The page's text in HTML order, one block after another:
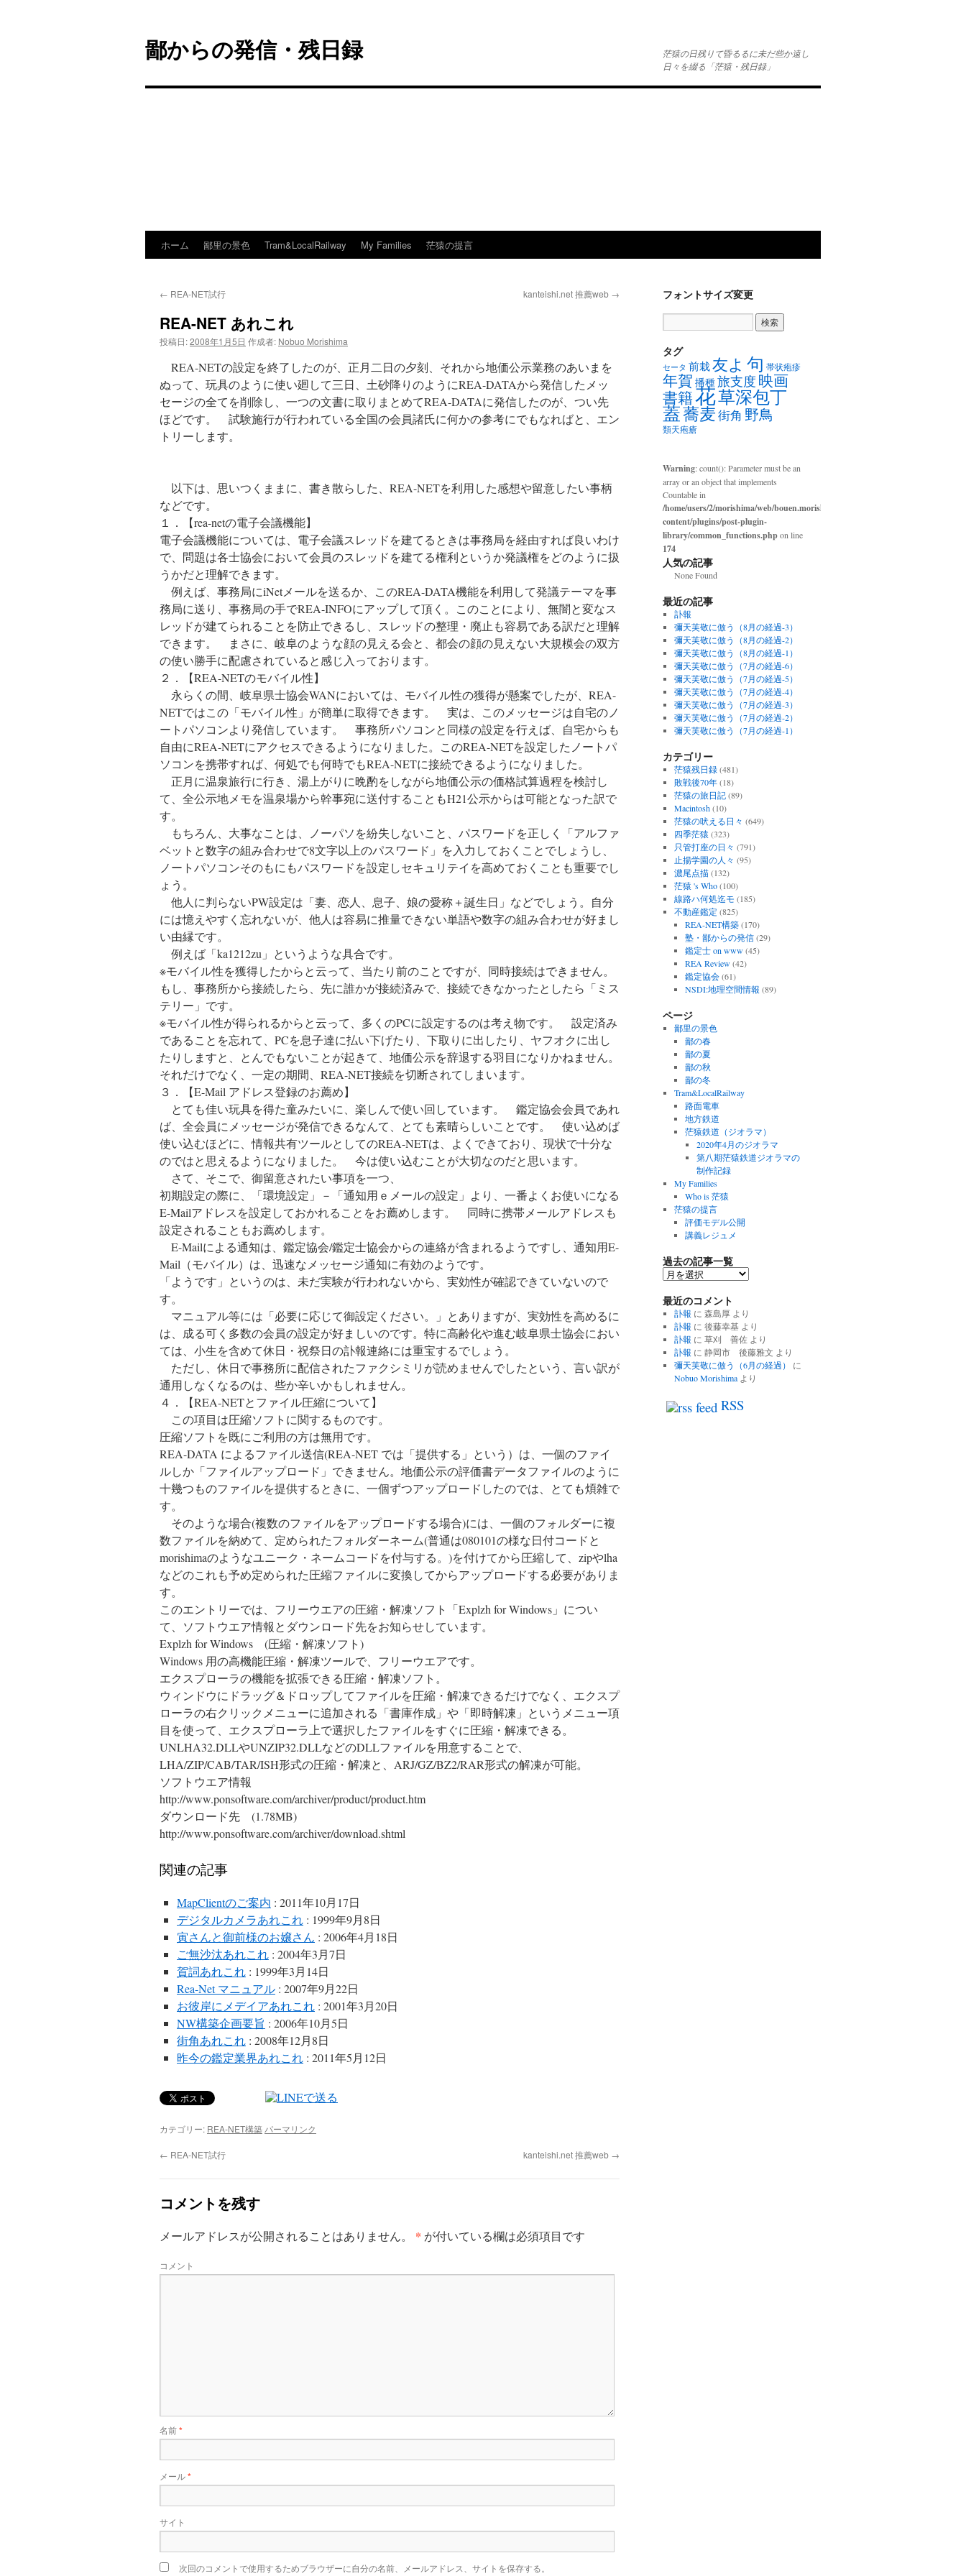
鄙からの発信・残日録
茫猿の日残りて昏るるに未だ些か遠し
日々を綴る「茫猿・残日録」
テ
ン
ホーム 鄙里の景色 Tram&LocalRailway My Families 茫猿の提言
← REA-NET試行 kanteishi.net 推薦web →
REA-NET あれこれ
投稿日:2008年1月5日 作成者: Nobuo Morishima
REA-NETの設定を終了したのが、正月二日の夕刻、それから地価公示業務のあいまを
ぬって、玩具のように使い廻して三日、土砂降りのようにREA-DATAから発信したメッ
セージの全てを削除し、一つの文書に取りまとめてREA-DATAに発信したのが、つい先
ほどです。 試験施行が行われている全国の会員諸氏に何かの参考にでもなればと、エン
トリーします。
以下は、思いつくままに、書き散らした、REA-NETを利用した感想や留意したい事柄
などです。
１．【rea-netの電子会議機能】
電子会議機能については、電子会議スレッドを建てるときは事務局を経由すれば良いわけ
で、問題は各士協会において会員のスレッドを建てる権利というか発議権をどのように扱
うかだと理解できます。
例えば、事務局にiNetメールを送るか、このREA-DATA機能を利用して発議テーマを事
務局に送り、事務局の手でREA-INFOにアップして頂く。このことにより、無闇と変なス
レッドが建てられることを防止できるし、スレッドの整理・廃止も容易である訳だと理解
できます。 まさに、岐阜のような顔の見える会と、都会の顔の見えない大規模会の双方
の使い勝手に配慮されていると感じ入っております。
２．【REA-NETのモバイル性】
永らくの間、岐阜県士協会WANにおいては、モバイル性の獲得が懸案でしたが、REA-
NETではこの「モバイル性」が簡単に取得できます。 実は、このメッセージは自宅のノ
ートパソコンより発信しています。 事務所パソコンと同様の設定を行えば、自宅からも
自由にREA-NETにアクセスできるようになりました。このREA-NETを設定したノートパ
ソコンを携帯すれば、何処でも何時でもREA-NETに接続できるようになりました。
正月に温泉旅行に行き、湯上がりに晩酌をしながら地価公示の価格試算過程を検討し
て、全公示地メモを温泉場から幹事宛に送付することもH21公示からは可能となった訳で
す。
もちろん、大事なことは、ノーパソを紛失しないこと、パスワードを正しく「アルファ
ベットと数字の組み合わせで8文字以上のパスワード」を入力しておくことでしょうし、
ノートパソコンそのもにもパスワードを設定しセキュリテイを高めておくことも重要でし
ょう。
他人に判らないPW設定は「妻、恋人、息子、娘の愛称＋誕生日」などでしょう。自分
には憶えやすく忘れないが、他人は容易に推量できない単語や数字の組み合わせが好まし
い由縁です。
例えば「ka1212zu」というような具合です。
※モバイル性を獲得したからと云って、当たり前のことですが、同時接続はできません。
もし、事務所から接続したら、先に誰かが接続済みで、接続できなかったとしたら「ミス
テリー」です。
※モバイル性が得られるからと云って、多くのPCに設定するのは考え物です。 設定済み
であることを忘れて、PCを息子達に払い下げたり、下取りに出したり、ヤフオクに出し
たりしますと、とんでもないことが起きて、地価公示を辞退する羽目になりかねません。
それだけでなく、一定の期間、REA-NET接続を切断されてしまいます。
３．【E-Mail アドレス登録のお薦め】
とても佳い玩具を得た童みたいに、楽しんで使い回しています。 鑑定協会会員であれ
ば、全会員にメッセージが発信できるなんて、とても素晴らしいことです。 使い込めば
使い込むほどに、情報共有ツールとしてのREA-NETは、よくできており、現状で十分な
のではと思えるようになりました。 今は使い込むことが大切なのだと思います。
さて、そこで、御留意されたい事項を一つ、
初期設定の際に、「環境設定」－「通知用ｅメールの設定」より、一番よくお使いになる
E-Mailアドレスを設定しておかれることをお薦めします。 同時に携帯メールアドレスも
設定されることもお薦めします。
E-Mailによる通知は、鑑定協会/鑑定士協会からの連絡が含まれるようですし、通知用E-
Mail（モバイル）は、迅速なメッセージ通知に有効のようです。
「ようです」というのは、未だ実験が行われないから、実効性が確認できていないので
す。
マニュアル等には「必要に応じて御設定ください。」とありますが、実効性を高めるに
は、成る可く多数の会員の設定が好ましいのです。特に高齢化や進む岐阜県士協会におい
ては、小生を含めて休日・祝祭日の訃報連絡には重宝するでしょう。
ただし、休日で事務所に配信されたファクシミリが読めませんでしたという、言い訳が
通用しなくなるのは、些か辛いかもしれません。
４．【REA-NETとファイル圧縮について】
この項目は圧縮ソフトに関するものです。
圧縮ソフトを既にご利用の方は無用です。
REA-DATA によるファイル送信(REA-NET では「提供する」という）は、一個のファイ
ルしか「ファイルアップロード」できません。地価公示の評価書データファイルのように
十幾つものファイルを提供するときに、一個ずつアップロードしたのでは、とても煩雑で
す。
そのような場合(複数のファイルをアップロードする場合)には、一個のフォルダーに複
数ファイルを納めて、定められたフォルダーネーム(普通は080101の様な日付コードと
morishimaのようなユニーク・ネームコードを付与する。)を付けてから圧縮して、zipやlha
などのこれも予め定められた圧縮ファイルに変換してからアップロードする必要がありま
す。
このエントリーでは、フリーウエアの圧縮・解凍ソフト「Explzh for Windows」につい
て、ソフトウエア情報とダウンロード先をお知らせしています。
Explzh for Windows (圧縮・解凍ソフト)
Windows 用の高機能圧縮・解凍ツールで、フリーウエアです。
エクスプローラの機能を拡張できる圧縮・解凍ソフト。
ウィンドウにドラッグ＆ドロップしてファイルを圧縮・解凍できるだけでなく、エクスプ
ローラの右クリックメニューに追加される「書庫作成」や「即時解凍」というメニュー項
目を使って、エクスプローラ上で選択したファイルをすぐに圧縮・解凍できる。
UNLHA32.DLLやUNZIP32.DLLなどのDLLファイルを用意することで、
LHA/ZIP/CAB/TAR/ISH形式の圧縮・解凍と、ARJ/GZ/BZ2/RAR形式の解凍が可能。
ソフトウエア情報
http://www.ponsoftware.com/archiver/product/product.htm
ダウンロード先 (1.78MB)
http://www.ponsoftware.com/archiver/download.shtml
関連の記事
MapClientのご案内 : 2011年10月17日
デジタルカメラあれこれ : 1999年9月8日
寅さんと御前様のお嬢さん : 2006年4月18日
ご無沙汰あれこれ : 2004年3月7日
賀詞あれこれ : 1999年3月14日
Rea-Net マニュアル : 2007年9月22日
お彼岸にメデイアあれこれ : 2001年3月20日
NW構築企画要旨 : 2006年10月5日
街角あれこれ : 2008年12月8日
昨今の鑑定業界あれこれ : 2011年5月12日
カテゴリー: REA-NET構築 パーマリンク
← REA-NET試行 kanteishi.net 推薦web →
コメントを残す
メールアドレスが公開されることはありません。 * が付いている欄は必須項目です
コメント
名前*
メール*
サイト
次回のコメントで使用するためブラウザーに自分の名前、メールアドレス、サイトを保存する。
フォントサイズ変更
タグ
セータ 前栽友よ 句 帯状疱疹
年賀 播種旅支度 映画
書籍花草深包丁
蓋蕎麦街角 野鳥
類天疱瘡
Warning: count(): Parameter must be an
array or an object that implements
Countable in
/home/users/2/morishima/web/bouen.morishima.com/wp-
content/plugins/post-plugin-
library/common_functions.phpon line
174
人気の記事
None Found
最近の記事
訃報
彌天芙敬に倣う（8月の経過-3）
彌天芙敬に倣う（8月の経過-2）
彌天芙敬に倣う（8月の経過-1）
彌天芙敬に倣う（7月の経過-6）
彌天芙敬に倣う（7月の経過-5）
彌天芙敬に倣う（7月の経過-4）
彌天芙敬に倣う（7月の経過-3）
彌天芙敬に倣う（7月の経過-2）
彌天芙敬に倣う（7月の経過-1）
カテゴリー
茫猿残日録(481)
敗戦後70年(18)
茫猿の旅日記(89)
Macintosh(10)
茫猿の吠える日々 (649)
四季茫猿 (323)
只管打座の日々 (791)
止揚学園の人々 (95)
濃尾点描(132)
茫猿 's Who(100)
線路ハ何処迄モ (185)
不動産鑑定 (825)
REA-NET構築(170)
塾・鄙からの発信(29)
鑑定士 on www(45)
REA Review(42)
鑑定協会(61)
NSDI:地理空間情報 (89)
ページ
鄙里の景色
鄙の春
鄙の夏
鄙の秋
鄙の冬
Tram&LocalRailway
路面電車
地方鉄道
茫猿鉄道（ジオラマ）
2020年4月のジオラマ
第八期茫猿鉄道ジオラマの
制作記録
My Families
Who is 茫猿
茫猿の提言
評価モデル公開
講義レジュメ
過去の記事一覧
過
の
記
事
一
覧
最近のコメント
訃報 に 森島厚より
訃報 に 後藤幸基 より
訃報 に 草刈 善佐より
訃報 に 静岡市 後藤雅文 より
彌天芙敬に倣う（6月の経過）
に
Nobuo Morishimaより
RSS